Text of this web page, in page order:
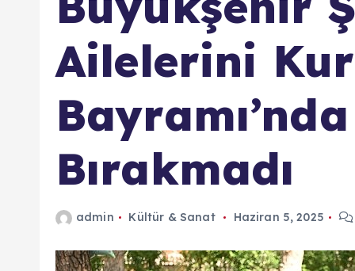
Ailelerini
Bırakmadı
admin Kültür & Sanat Haziran 5, 2025